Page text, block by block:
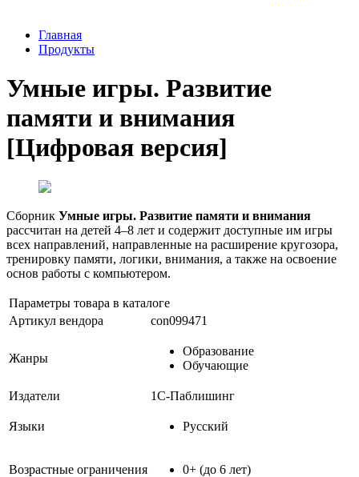
Главная
Продукты
Умные игры. Развитие
памяти и внимания
[Цифровая версия]
Сборник Умные игры. Развитие памяти и внимания
рассчитан на детей 4–8 лет и содержит доступные им игры
всех направлений, направленные на расширение кругозора,
тренировку памяти, логики, внимания, а также на освоение
основ работы с компьютером.
Параметры товара в каталоге
Артикул вендора
con099471
Жанры
Образование
Обучающие
Издатели 1С-Паблишинг
Языки Русский
Возрастные ограничения 0+ (до 6 лет)